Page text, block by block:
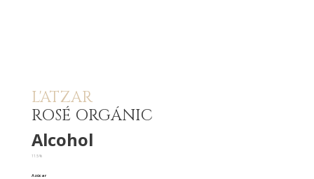
L'ATZAR
ROSÉ ORGÁNIC
Alcohol
11.5 %
Azúcar